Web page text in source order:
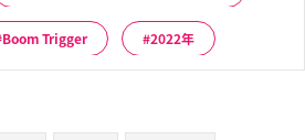
Boom Trigger 2022年